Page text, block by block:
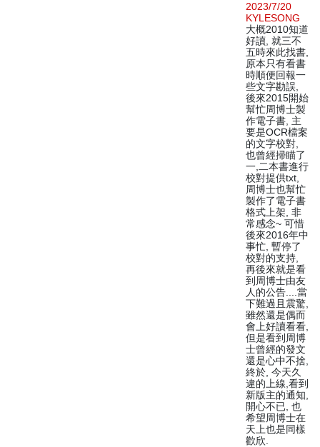
2023/7/20
KYLESONG
大概2010知道
好讀, 就三不
五時來此找書,
原本只有看書
時順便回報一
些文字勘誤,
後來2015開始
幫忙周博士製
作電子書, 主
要是OCR檔案
的文字校對,
也曾經掃瞄了
一,二本書進行
校對提供txt,
周博士也幫忙
製作了電子書
格式上架, 非
常感念~ 可惜
後來2016年中
事忙, 暫停了
校對的支持,
再後來就是看
到周博士由友
人的公告....當
下難過且震驚,
雖然還是偶而
會上好讀看看,
但是看到周博
士曾經的發文
還是心中不捨,
終於, 今天久
違的上線,看到
新版主的通知,
開心不已, 也
希望周博士在
天上也是同樣
歡欣.